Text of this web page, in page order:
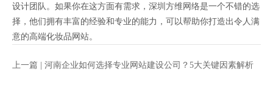
设计团队。如果你在这方面有需求，深圳方维网络是一个不错的选
择，他们拥有丰富的经验和专业的能力，可以帮助你打造出令人满
意的高端化妆品网站。
上一篇 | 河南企业如何选择专业网站建设公司？5大关键因素解析